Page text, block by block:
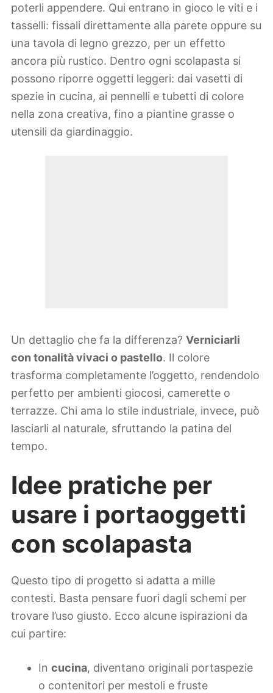
poterli appendere. Qui entrano in gioco le viti e i
tasselli: fissali direttamente alla parete oppure su
una tavola di legno grezzo, per un effetto
ancora più rustico. Dentro ogni scolapasta si
possono riporre oggetti leggeri: dai vasetti di
spezie in cucina, ai pennelli e tubetti di colore
nella zona creativa, fino a piantine grasse o
utensili da giardinaggio.
Un dettaglio che fa la differenza? Verniciarli
con tonalità vivaci o pastello. Il colore
trasforma completamente l’oggetto, rendendolo
perfetto per ambienti giocosi, camerette o
terrazze. Chi ama lo stile industriale, invece, può
lasciarli al naturale, sfruttando la patina del
tempo.
Idee pratiche per
usare i portaoggetti
con scolapasta
Questo tipo di progetto si adatta a mille
contesti. Basta pensare fuori dagli schemi per
trovare l’uso giusto. Ecco alcune ispirazioni da
cui partire:
In cucina, diventano originali portaspezie
o contenitori per mestoli e fruste